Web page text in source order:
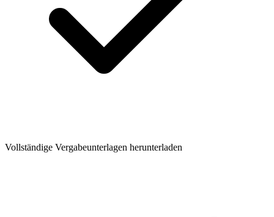
Vollständige Vergabeunterlagen herunterladen